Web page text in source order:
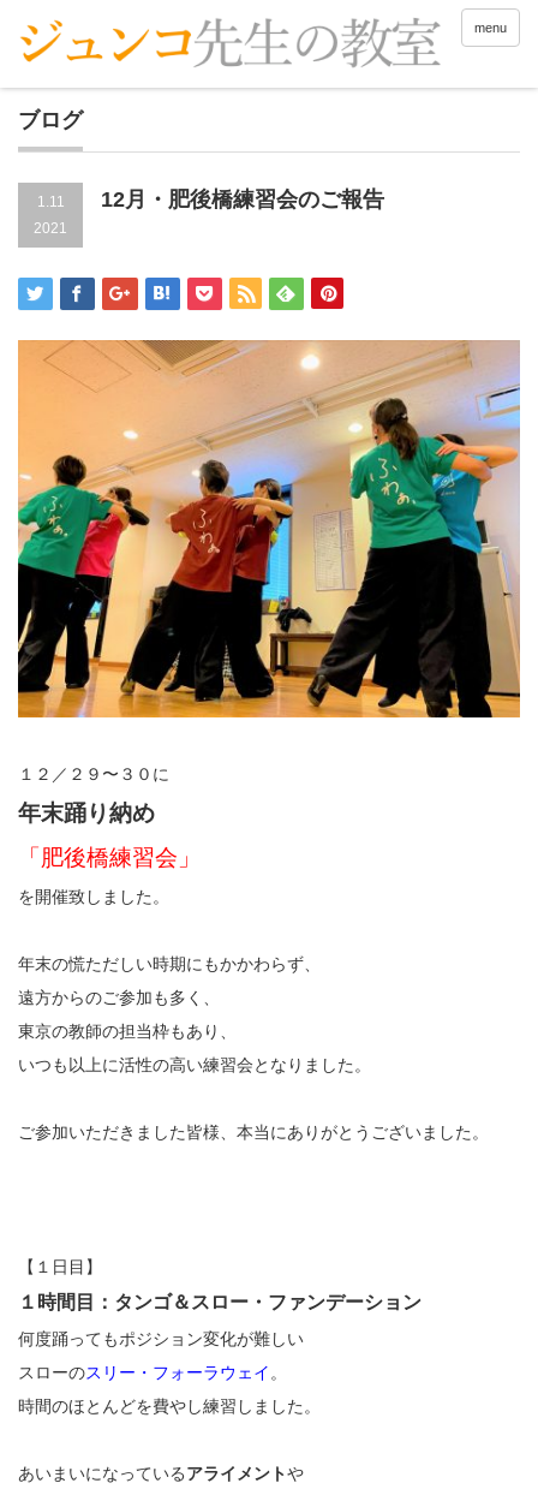
menu
ブログ
1.11
2021
12月・肥後橋練習会のご報告
１２／２９〜３０に
年末踊り納め
「肥後橋練習会」
を開催致しました。
年末の慌ただしい時期にもかかわらず、
遠方からのご参加も多く、
東京の教師の担当枠もあり、
いつも以上に活性の高い練習会となりました。
ご参加いただきました皆様、本当にありがとうございました。
【１日目】
１時間目：タンゴ＆スロー・ファンデーション
何度踊ってもポジション変化が難しい
スローのスリー・フォーラウェイ 。
時間のほとんどを費やし練習しました。
あいまいになっているアライメントや